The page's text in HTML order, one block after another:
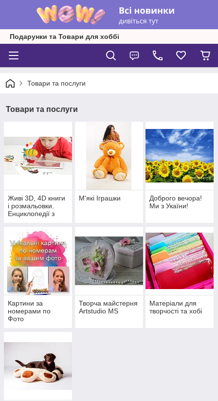
Подарунки та Товари для хоббі
Товари та послуги
Товари та послуги
Живі 3D, 4D книги
і розмальовки.
Енциклопедії з
реальністю
М'які Іграшки
Доброго вечора!
Ми з Укаїни!
Картини за
номерами по
Фото
Творча майстерня
Artstudio MS
Матеріали для
творчості та хобі